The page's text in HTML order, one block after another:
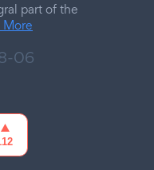
part of the
More
06